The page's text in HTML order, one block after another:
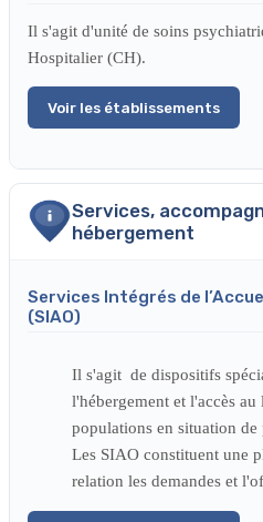
Il s'agit d'unité de soins
Hospitalier (CH).
Voir les établissements
Services,
hébergement
Services Intégrés de
(SIAO)
Il s'agit de dispositifs
l'hébergement et l'accès au
populations en situation de
Les SIAO constituent une
relation les demandes et